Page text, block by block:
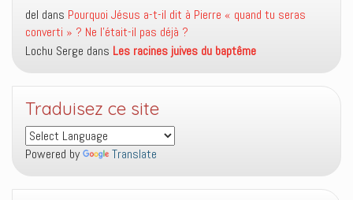
del dans Pourquoi Jésus a-t-il dit à Pierre « quand tu seras
converti » ? Ne l’était-il pas déjà ?
Lochu Serge dans Les racines juives du baptême
Traduisez ce site
Powered by Translate